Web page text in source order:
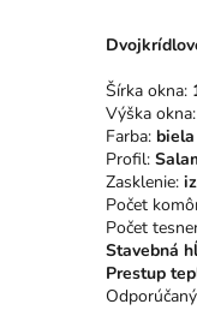
Šírka okna:
Výška okna:
Farba:
Profil:
Zasklenie:
Počet
Počet
Stavebná
Prestup
z
hviezdičiek.